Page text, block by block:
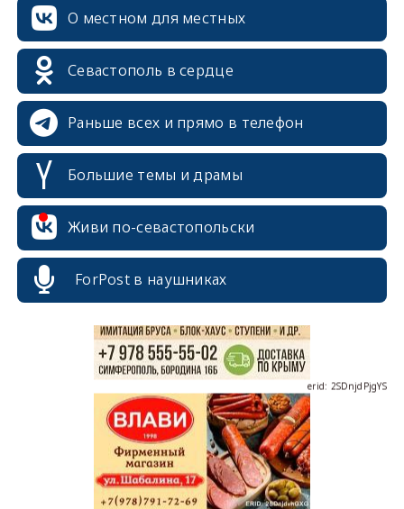
О местном для местных
Севастополь в сердце
Раньше всех и прямо в телефон
Большие темы и драмы
Живи по-севастопольски
ForPost в наушниках
erid: 2SDnjcrDNw6
erid: 2SDnjdPjgYS
erid: 2SDnjdvhGXG